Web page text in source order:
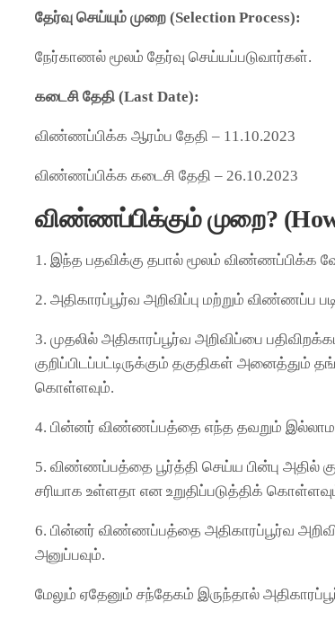
தேர்வு செய்யும் முறை (Selection Process):
நேர்காணல் மூலம் தேர்வு செய்யப்படுவார்கள்.
கடைசி தேதி (Last Date):
விண்ணப்பிக்க ஆரம்ப தேதி – 11.10.2023
விண்ணப்பிக்க கடைசி தேதி – 26.10.2023
விண்ணப்பிக்கும் முறை?
1. இந்த பதவிக்கு தபால் மூலம் விண்ணப்பிக்க
2. அதிகாரப்பூர்வ அறிவிப்பு மற்றும் விண்ணப்ப
3. முதலில் அதிகாரப்பூர்வ அறிவிப்பை
குறிப்பிடப்பட்டிருக்கும் தகுதிகள் அனைத்தும்
கொள்ளவும்.
4. பின்னர் விண்ணப்பத்தை எந்த தவறும் இல்லாமல்
5. விண்ணப்பத்தை பூர்த்தி செய்ய பின்பு அதில்
சரியாக உள்ளதா என உறுதிப்படுத்திக்
6. பின்னர் விண்ணப்பத்தை அதிகாரப்பூர்வ
அனுப்பவும்.
மேலும் ஏதேனும் சந்தேகம் இருந்தால்